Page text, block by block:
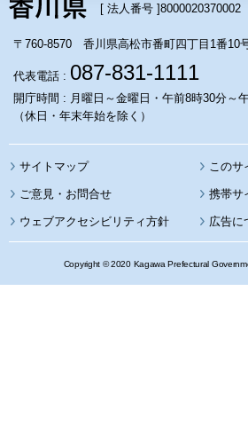
[ 法人番号 ]8000020370002
〒760-8570 香川県高松市番町四丁目1番10
代表電話 : 087-831-1111
開庁時間 : 月曜日～金曜日・午前8時30分～
（休日・年末年始を除く）
サイトマップ このサ
携帯サ
ウェブアクセシビリティ方針 広告に
Copyright © 2020 Kagawa Prefectural